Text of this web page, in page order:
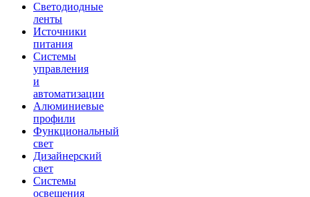
Светодиодные
ленты
Источники
питания
Системы
управления
и
автоматизации
Алюминиевые
профили
Функциональный
свет
Дизайнерский
свет
Системы
освещения